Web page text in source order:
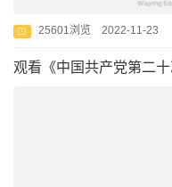
25601浏览 2022-11-23
观看《中国共产党第二